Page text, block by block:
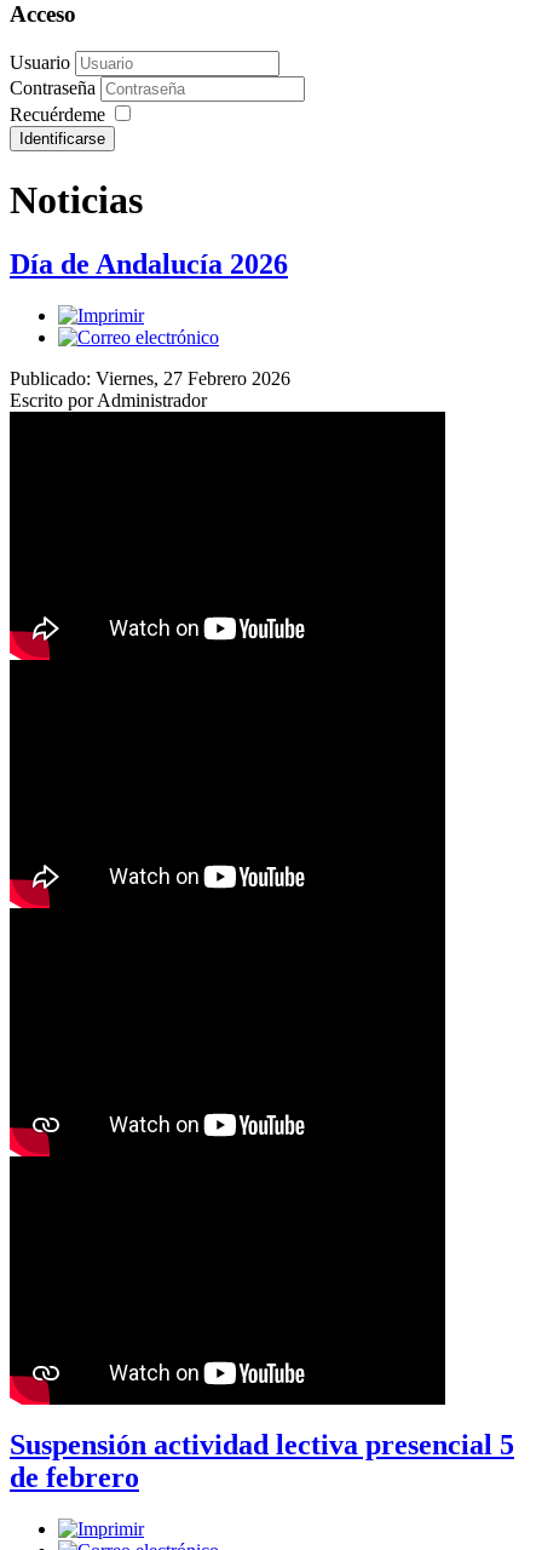
Acceso
Usuario
Contraseña
Recuérdeme
Noticias
Día de Andalucía 2026
Publicado: Viernes, 27 Febrero 2026
Escrito por Administrador
Suspensión actividad lectiva presencial 5
de febrero